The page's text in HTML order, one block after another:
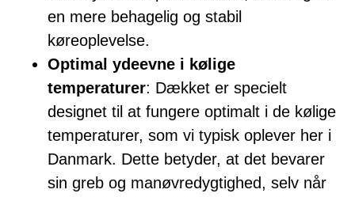
en mere behagelig og stabil
køreoplevelse.
Optimal ydeevne i kølige
temperaturer: Dækket er specielt
designet til at fungere optimalt i de kølige
temperaturer, som vi typisk oplever her i
Danmark. Dette betyder, at det bevarer
sin greb og manøvredygtighed, selv når